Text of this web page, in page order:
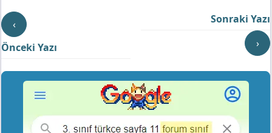
‹
Önceki Yazı
Sonraki Yazı
›